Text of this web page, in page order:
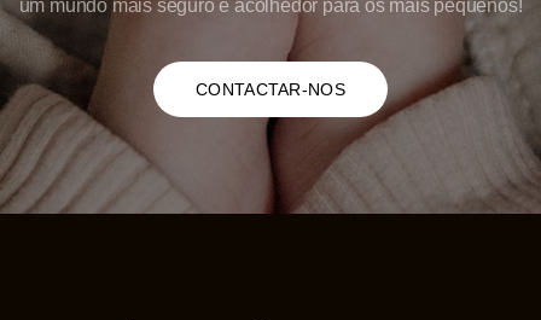
um mundo mais seguro e acolhedor para os mais pequenos!
CONTACTAR-NOS